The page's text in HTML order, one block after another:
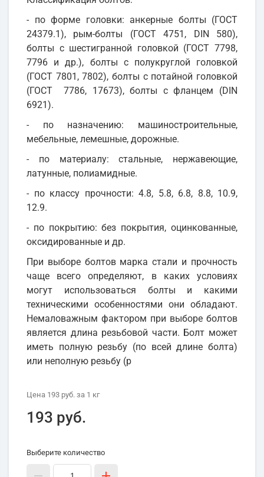
- по форме головки: анкерные болты (ГОСТ
24379.1), рым-болты (ГОСТ 4751, DIN 580),
болты с шестигранной головкой (ГОСТ 7798,
7796 и др.), болты с полукруглой головкой
(ГОСТ 7801, 7802), болты с потайной головкой
(ГОСТ 7786, 17673), болты с фланцем (DIN
6921).
- по назначению: машиностроительные,
мебельные, лемешные, дорожные.
- по материалу: стальные, нержавеющие,
латунные, полиамидные.
- по классу прочности: 4.8, 5.8, 6.8, 8.8, 10.9,
12.9.
- по покрытию: без покрытия, оцинкованные,
оксидированные и др.
При выборе болтов марка стали и прочность
чаще всего определяют, в каких условиях
могут использоваться болты и какими
техническими особенностями они обладают.
Немаловажным фактором при выборе болтов
является длина резьбовой части. Болт может
иметь полную резьбу (по всей длине болта)
или неполную резьбу (р
Цена 193 руб. за 1 кг
193 руб.
Выберите количество